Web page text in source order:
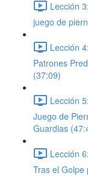
Lección
juego de
Lección
Patrones
(37:09)
Lección
Juego de
Guardias
Lección
Tras el Golpe